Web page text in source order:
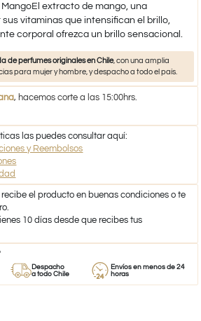
extracto de mango, una
vitaminas que intensifican el brillo,
corporal ofrezca un brillo sensacional.
de perfumes originales en Chile, con una amplia
para mujer y hombre, y despacho a todo el país.
, hacemos corte a las 15:00hrs.
las puedes consultar aquí:
y Reembolsos
recibe el producto en buenas condiciones o te
10 días desde que recibes tus
Despacho
a todo Chile
Envíos en menos de 24
horas